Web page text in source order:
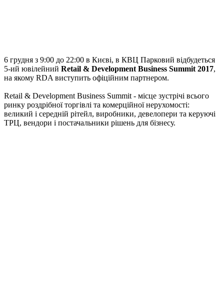
6 грудня з 9:00 до 22:00 в Києві, в КВЦ Парковий відбудеться
5-ий ювілейний Retail & Development Business Summit 2017,
на якому RDA виступить офіційним партнером.
Retail & Development Business Summit - місце зустрічі всього
ринку роздрібної торгівлі та комерційної нерухомості:
великий і середній рітейл, виробники, девелопери та керуючі
ТРЦ, вендори і постачальники рішень для бізнесу.